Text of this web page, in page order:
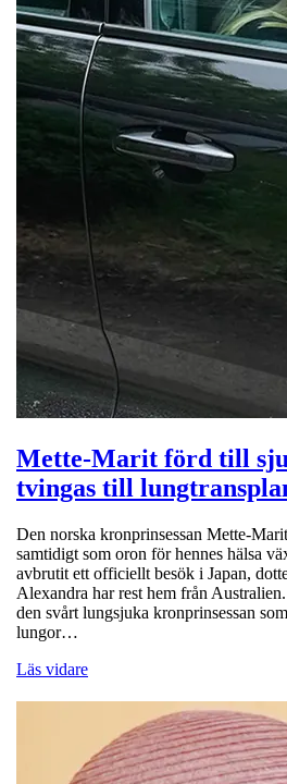
Mette-Marit förd till
tvingas till
Den norska kronprinsessan Mette-
samtidigt som oron för hennes hälsa
avbrutit ett officiellt besök i Japan,
Alexandra har rest hem från
den svårt lungsjuka kronprinsessan
lungor…
Läs vidare